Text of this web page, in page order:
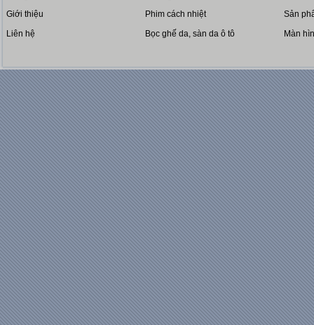
Giới thiệu
Liên hệ
Phim cách nhiệt
Bọc ghế da, sàn da ô tô
Sản
Màn